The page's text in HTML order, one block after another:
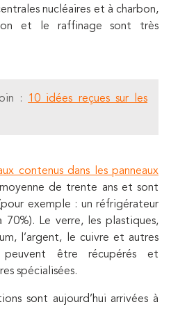
nucléaires et à charbon,
et le raffinage sont très
:
10 idées reçues sur les
contenus dans les panneaux
de trente ans et sont
exemple : un réfrigérateur
70%). Le verre, les plastiques,
l’argent, le cuivre et autres
peuvent être récupérés et
spécialisées.
sont aujourd’hui arrivées à